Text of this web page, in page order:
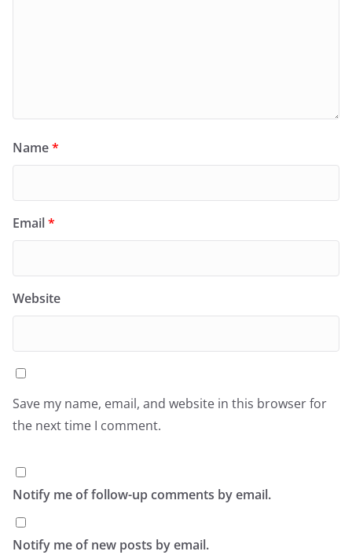
Name*
Email*
Website
Save my name, email, and website in this browser for
the next time I comment.
Notify me of follow-up comments by email.
Notify me of new posts by email.